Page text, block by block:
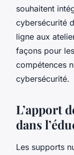
souhaitent
cybersécurité
ligne aux
façons pour
compétences
cybersécurité.
L’apport
dans
Les supports